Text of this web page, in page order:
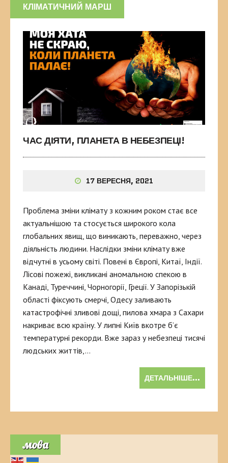
КЛІМАТИЧНИЙ МАРШ
ЧАС ДІЯТИ, ПЛАНЕТА В НЕБЕЗПЕЦІ!
17 ВЕРЕСНЯ, 2021
Проблема зміни клімату з кожним роком стає все
актуальнішою та стосується широкого кола
глобальних явищ, що виникають, переважно, через
діяльність людини. Наслідки зміни клімату вже
відчутні в усьому світі. Повені в Європі, Китаї, Індії.
Лісові пожежі, викликані аномальною спекою в
Канаді, Туреччині, Чорногорії, Греції. У Запорізькій
області фіксують смерчі, Одесу заливають
катастрофічні зливові дощі, пилова хмара з Сахари
накриває всю країну. У липні Київ вкотре б’є
температурні рекорди. Вже зараз у небезпеці тисячі
людських життів,…
ДЕТАЛЬНІШЕ...
мова